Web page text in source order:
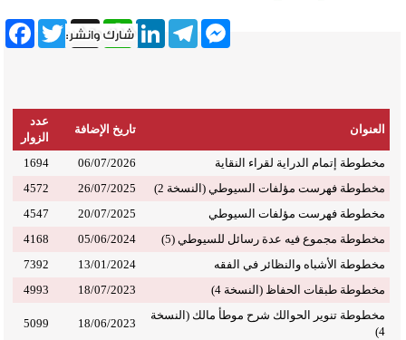
Twitter X
WhatsAppLinkedInTelegram
Messenger
العنوان تاريخ الإضافة
عدد
الزوار
مخطوطة إتمام الدراية لقراء النقاية
06/07/2026
1694
مخطوطة فهرست مؤلفات السيوطي (النسخة 2)
26/07/2025
4572
مخطوطة فهرست مؤلفات السيوطي
20/07/2025
4547
مخطوطة مجموع فيه عدة رسائل للسيوطي (5)
05/06/2024
4168
مخطوطة الأشباه والنظائر في الفقه
13/01/2024
7392
مخطوطة طبقات الحفاظ (النسخة 4)
18/07/2023
4993
مخطوطة تنوير الحوالك شرح موطأ مالك (النسخة
4)
18/06/2023
5099